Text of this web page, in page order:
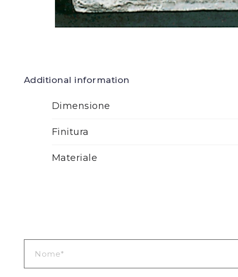
Additional information
Dimensione
Finitura
Materiale